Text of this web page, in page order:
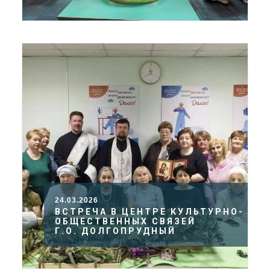
24.03.2026
ВСТРЕЧА В ЦЕНТРЕ КУЛЬТУРНО-
ОБЩЕСТВЕННЫХ СВЯЗЕЙ
Г.О. ДОЛГОПРУДНЫЙ